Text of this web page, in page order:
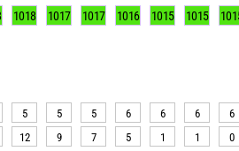
1018 1017 1017 1016 1015 1015
5 5 5 6 6 6 6
12 9 7 5 1 1 0